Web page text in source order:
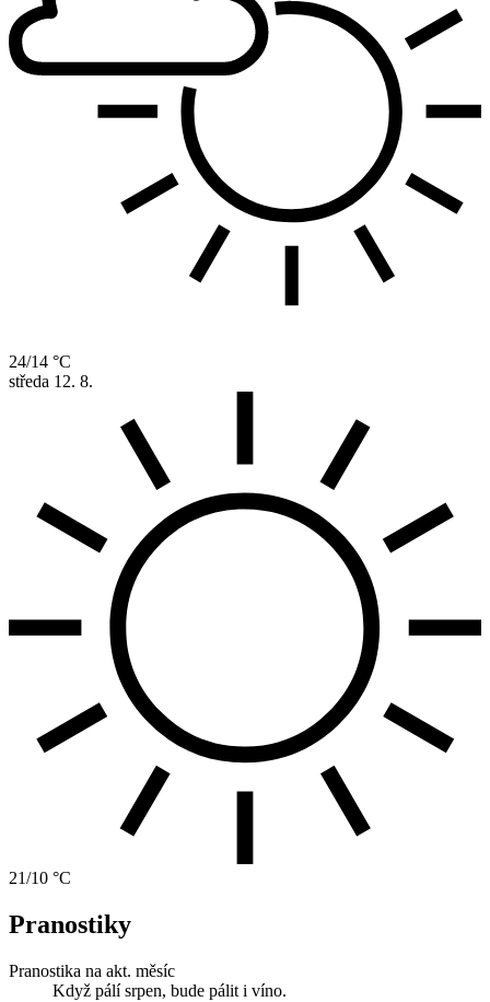
24/14 °C
středa 12. 8.
21/10 °C
Pranostiky
Pranostika na akt. měsíc
Když pálí srpen, bude pálit i víno.